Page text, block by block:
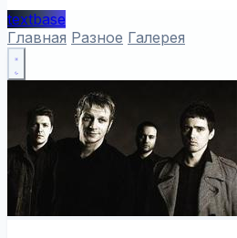
textbase
Главная Разное Галерея